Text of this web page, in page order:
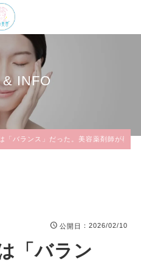
& INFO
「バランス」だった。美容薬剤師が教
公開日 ：2026/02/10
「バラン